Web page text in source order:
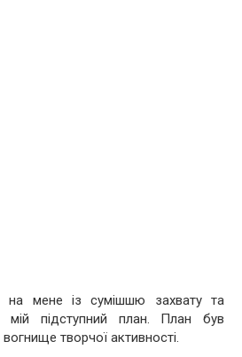
на мене із сумішшю захвату та
мій підступний план. План був
творчої активності.